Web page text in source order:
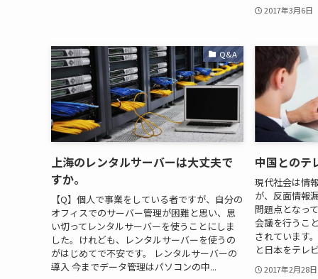
2017年3月6日
Q&A
上海のレンタルサーバーは大丈夫で
すか。
【Q】個人で事業をしている者ですが、自分の
オフィスでのサーバー管理が困難と思い、思
い切ってレンタルサーバーを使うことにしま
した。けれども、レンタルサーバーを使うの
がはじめてで不安です。 レンタルサーバーの
導入 今までデータ管理はパソコンの中...
中国とのテ
現代社会は情
が、反面情報
問題点となっ
会議を行うこ
されています
と日本をテレ
2017年2月28日